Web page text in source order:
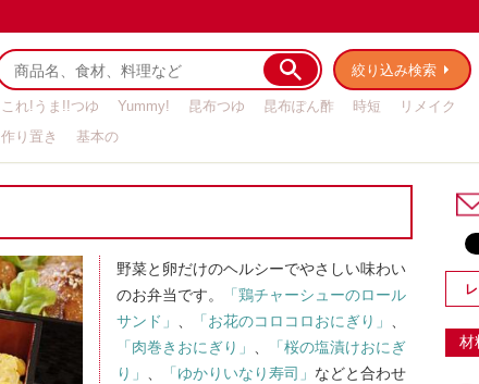
絞り込み検索
これ!うま!!つゆ Yummy! 昆布つゆ 昆布ぽん酢 時短
リメイク
作り置き
基本の
野菜と卵だけのヘルシーでやさしい味わい
のお弁当です。
「鶏チャーシューのロール
サンド」 、 「お花のコロコロおにぎり」 、
「肉巻きおにぎり」 、
「桜の塩漬けおにぎ
り」 、 「ゆかりいなり寿司」 などと合わせ
材